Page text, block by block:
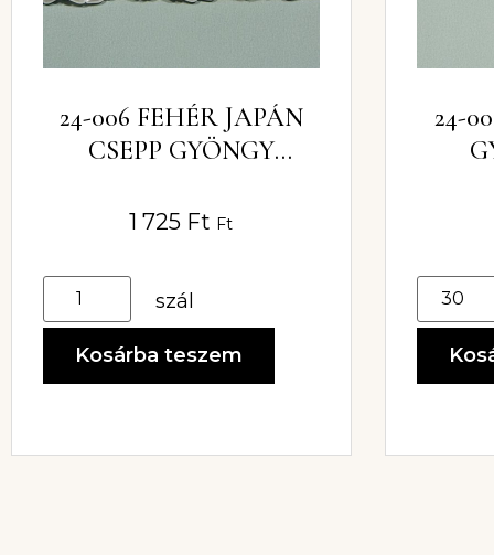
24-006 FEHÉR JAPÁN
CSEPP GYÖNGY
1 725 Ft Ft
szál
Kosárba teszem
24-